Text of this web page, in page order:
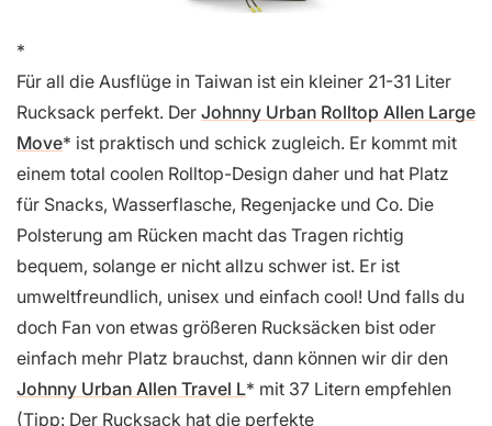
Für all die Ausflüge in Taiwan ist ein kleiner 21-31 Liter
Rucksack perfekt. Der Johnny Urban Rolltop Allen Large
Move
ist praktisch und schick zugleich. Er kommt mit
einem total coolen Rolltop-Design daher und hat Platz
für Snacks, Wasserflasche, Regenjacke und Co. Die
Polsterung am Rücken macht das Tragen richtig
bequem, solange er nicht allzu schwer ist. Er ist
umweltfreundlich, unisex und einfach cool! Und falls du
doch Fan von etwas größeren Rucksäcken bist oder
einfach mehr Platz brauchst, dann können wir dir den
Johnny Urban Allen Travel L
mit 37 Litern empfehlen
(Tipp: Der Rucksack hat die perfekte